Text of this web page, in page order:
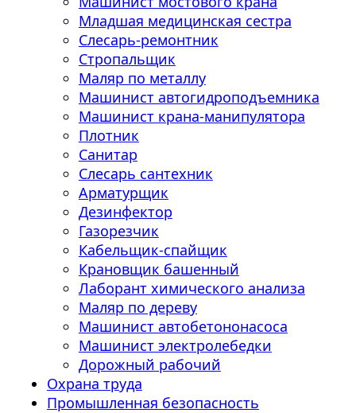
Младшая медицинская сестра
Слесарь-ремонтник
Стропальщик
Маляр по металлу
Машинист автогидроподъемника
Машинист крана-манипулятора
Плотник
Санитар
Слесарь сантехник
Арматурщик
Дезинфектор
Газорезчик
Кабельщик-спайщик
Крановщик башенный
Лаборант химического анализа
Маляр по дереву
Машинист автобетононасоса
Машинист электролебедки
Дорожный рабочий
Охрана труда
Промышленная безопасность